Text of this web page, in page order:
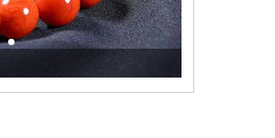
这个3.2米的